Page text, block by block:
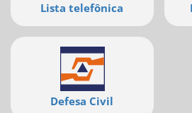
Lista telefônica
Defesa Civil